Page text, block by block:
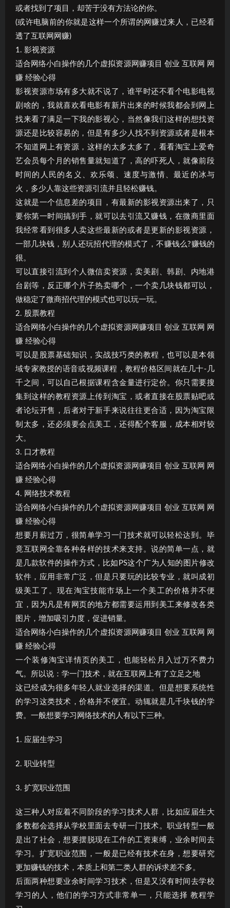
或者找到了项目，却苦于没有方法论的你。
(或许电脑前的你就是这样一个所谓的网赚过来人，已经看
透了互联网网赚)
1. 影视资源
适合网络小白操作的几个虚拟资源网赚项目 创业 互联网 网
赚 经验心得
影视资源市场有多大就不说了，谁平时还不看个电影电视
剧啥的，我就喜欢看电影有新片出来的时候我都会到网上
找来看了满足一下我的影视心，当然像我们这样的想找资
源还是比较容易的，但是有多少人找不到资源或者是根本
不知道网上有资源，这样的太多太多了，看看淘宝上爱奇
艺会员每个月的销售量就知道了，高的吓死人，就像前段
时间的人民的名义、欢乐颂、速度与激情、最近的冰与
火，多少人靠这些资源引流并且轻松赚钱。
这就是一个信息差的项目，有最新的影视资源出来了，只
要你第一时间搞到手，就可以去引流又赚钱，在微商里面
我经常看到很多人卖这些最新的或者是更新的影视资源，
一部几块钱，别人还玩招代理的模式了，不赚钱么?赚钱的
很。
可以直接引流到个人微信卖资源，卖美剧、韩剧、内地港
台剧等，反正哪个片子热卖哪个，一个卖几块钱都可以，
做稳定了微商招代理的模式也可以玩一玩。
2. 股票教程
适合网络小白操作的几个虚拟资源网赚项目 创业 互联网 网
赚 经验心得
可以是股票基础知识，实战技巧类的教程，也可以是本领
域专家教授的语音或视频课程，教程价格区间就在几十-几
千之间，可以自己根据课程含金量进行定价。你只需要搜
集到这样的教程资源上传到淘宝，或者直接在股票贴吧或
者论坛开售，后者对于新手来说往往更合适，因为淘宝限
制太多，还必须要会点美工，还得配个客服，成本相对较
大。
3. 口才教程
适合网络小白操作的几个虚拟资源网赚项目 创业 互联网 网
赚 经验心得
4. 网络技术教程
适合网络小白操作的几个虚拟资源网赚项目 创业 互联网 网
赚 经验心得
想要月薪过万，很简单学习一门技术就可以轻松达到。毕
竟互联网全靠各种各样的技术来支持。说的简单一点，就
是几款软件的操作方式，比如PS这个广为人知的图片修改
软件，应用非常广泛，但是只要玩的比较专业，就叫成初
级美工了。现在淘宝技能市场上一个美工的价格并不便
宜，因为凡是有网页的地方都需要运用到美工来修改各类
图片，增加吸引力度，促进销量。
适合网络小白操作的几个虚拟资源网赚项目 创业 互联网 网
赚 经验心得
一个装修淘宝详情页的美工，也能轻松月入过万不费力
气。所以说：学一门技术，就在互联网上有了立足之地
这已经成为很多年轻人就业选择的渠道。但是想要系统性
的学习这类技术，价格并不便宜。动辄就是几千块钱的学
费。一般想要学习网络技术的人有以下三种。
1. 应届生学习
2. 职业转型
3. 扩宽职业范围
这三种人对应着不同阶段的学习技术人群，比如应届生大
多数都会选择从学校里面去专研一门技术。职业转型一般
是出了社会，想要摆脱现在工作的工资束缚，业余时间去
学习。扩宽职业范围，一般是已经有技术在身，想要研究
更加赚钱的技术，本质上和第二类人群的诉求差不多。
后面两种想要业余时间学习技术，但是又没有时间去学校
学习的人，他们的学习方式非常单一，只能选择 教程学